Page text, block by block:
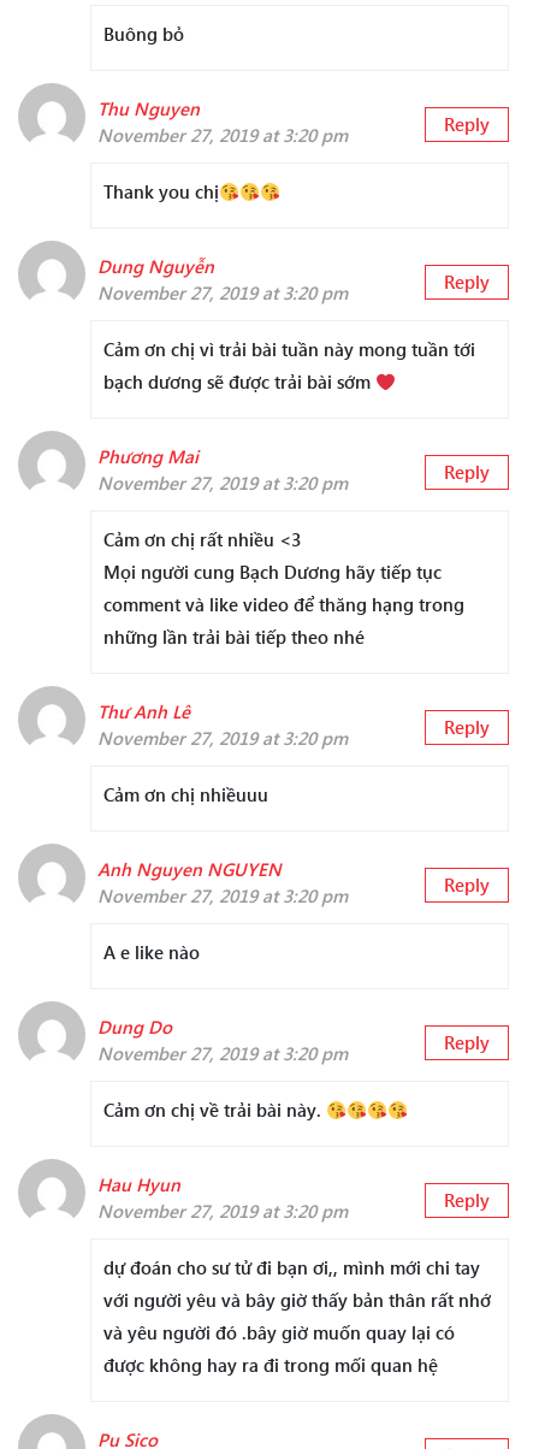
Buông bỏ
Thu Nguyen
November 27, 2019 at 3:20 pm
Reply
Thank you chị
Dung Nguyễn
November 27, 2019 at 3:20 pm
Reply
Cảm ơn chị vì trải bài tuần này mong tuần tới
bạch dương sẽ được trải bài sớm
Phương Mai
November 27, 2019 at 3:20 pm
Reply
Cảm ơn chị rất nhiều <3
Mọi người cung Bạch Dương hãy tiếp tục
comment và like video để thăng hạng trong
những lần trải bài tiếp theo nhé
Thư Anh Lê
November 27, 2019 at 3:20 pm
Reply
Cảm ơn chị nhiềuuu
Anh Nguyen NGUYEN
November 27, 2019 at 3:20 pm
Reply
A e like nào
Dung Do
November 27, 2019 at 3:20 pm
Reply
Cảm ơn chị về trải bài này.
Hau Hyun
November 27, 2019 at 3:20 pm
Reply
dự đoán cho sư tử đi bạn ơi,, mình mới chi tay
với người yêu và bây giờ thấy bản thân rất nhớ
và yêu người đó .bây giờ muốn quay lại có
được không hay ra đi trong mối quan hệ
Pu Sico